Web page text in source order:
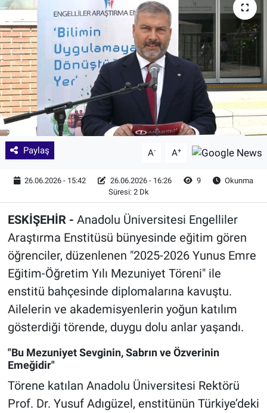
Paylaş A- A+
26.06.2026 - 15:42 26.06.2026 - 16:26 9
Okunma
Süresi: 2 Dk
ESKİŞEHİR - Anadolu Üniversitesi Engelliler
Araştırma Enstitüsü bünyesinde eğitim gören
öğrenciler, düzenlenen "2025-2026 Yunus Emre
Eğitim-Öğretim Yılı Mezuniyet Töreni" ile
enstitü bahçesinde diplomalarına kavuştu.
Ailelerin ve akademisyenlerin yoğun katılım
gösterdiği törende, duygu dolu anlar yaşandı.
"Bu Mezuniyet Sevginin, Sabrın ve Özverinin
Emeğidir"
Törene katılan Anadolu Üniversitesi Rektörü
Prof. Dr. Yusuf Adıgüzel, enstitünün Türkiye’deki